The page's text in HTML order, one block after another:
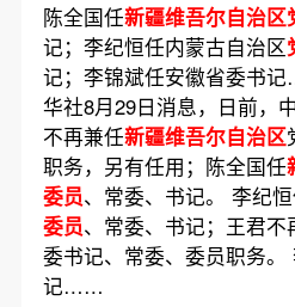
陈全国任新疆维吾尔自治区
记；李纪恒任内蒙古自治区
记；李锦斌任安徽省委书
华社8月29日消息，日前，
不再兼任新疆维吾尔自治区
职务，另有任用；陈全国任
委员、常委、书记。 李纪
委员、常委、书记；王君
委书记、常委、委员职务
记……